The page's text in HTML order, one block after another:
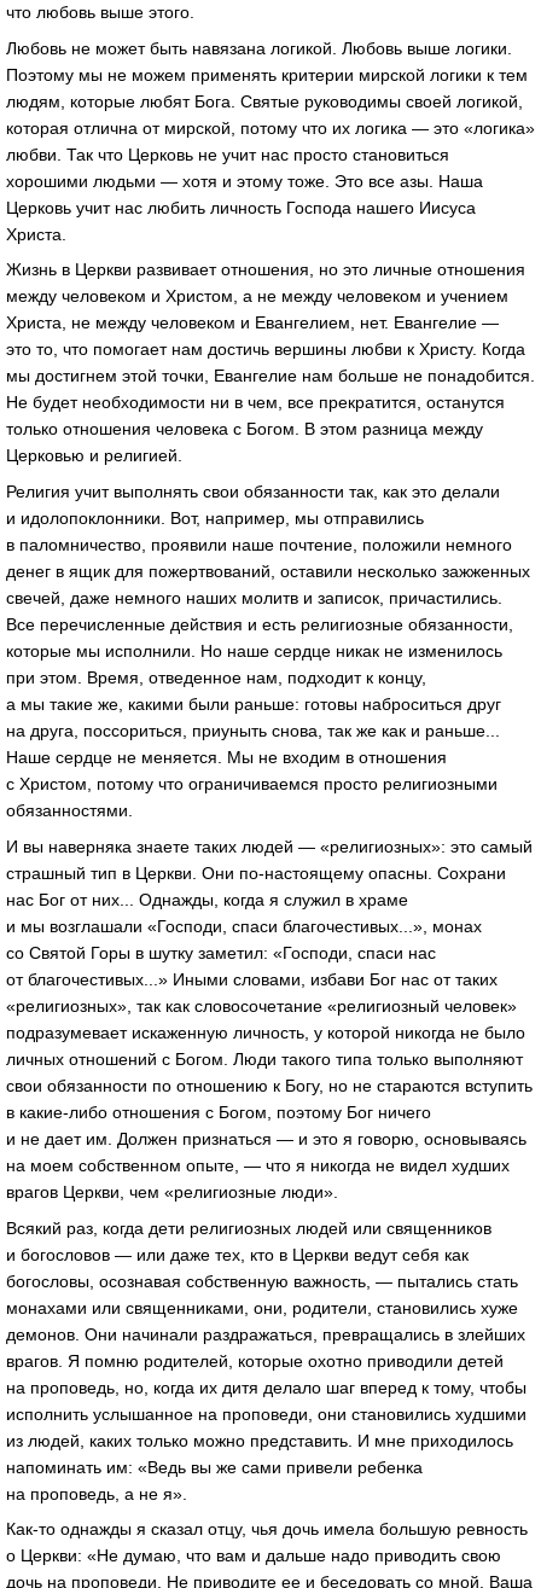
что любовь выше этого.
Любовь не может быть навязана логикой. Любовь выше логики.
Поэтому мы не можем применять критерии мирской логики к тем
людям, которые любят Бога. Святые руководимы своей логикой,
которая отлична от мирской, потому что их логика — это «логика»
любви. Так что Церковь не учит нас просто становиться
хорошими людьми — хотя и этому тоже. Это все азы. Наша
Церковь учит нас любить личность Господа нашего Иисуса
Христа.
Жизнь в Церкви развивает отношения, но это личные отношения
между человеком и Христом, а не между человеком и учением
Христа, не между человеком и Евангелием, нет. Евангелие —
это то, что помогает нам достичь вершины любви к Христу. Когда
мы достигнем этой точки, Евангелие нам больше не понадобится.
Не будет необходимости ни в чем, все прекратится, останутся
только отношения человека с Богом. В этом разница между
Церковью и религией.
Религия учит выполнять свои обязанности так, как это делали
и идолопоклонники. Вот, например, мы отправились
в паломничество, проявили наше почтение, положили немного
денег в ящик для пожертвований, оставили несколько зажженных
свечей, даже немного наших молитв и записок, причастились.
Все перечисленные действия и есть религиозные обязанности,
которые мы исполнили. Но наше сердце никак не изменилось
при этом. Время, отведенное нам, подходит к концу,
а мы такие же, какими были раньше: готовы наброситься друг
на друга, поссориться, приуныть снова, так же как и раньше...
Наше сердце не меняется. Мы не входим в отношения
с Христом, потому что ограничиваемся просто религиозными
обязанностями.
И вы наверняка знаете таких людей — «религиозных»: это самый
страшный тип в Церкви. Они по-настоящему опасны. Сохрани
нас Бог от них... Однажды, когда я служил в храме
и мы возглашали «Господи, спаси благочестивых...», монах
со Святой Горы в шутку заметил: «Господи, спаси нас
от благочестивых...» Иными словами, избави Бог нас от таких
«религиозных», так как словосочетание «религиозный человек»
подразумевает искаженную личность, у которой никогда не было
личных отношений с Богом. Люди такого типа только выполняют
свои обязанности по отношению к Богу, но не стараются вступить
в какие-либо отношения с Богом, поэтому Бог ничего
и не дает им. Должен признаться — и это я говорю, основываясь
на моем собственном опыте, — что я никогда не видел худших
врагов Церкви, чем «религиозные люди».
Всякий раз, когда дети религиозных людей или священников
и богословов — или даже тех, кто в Церкви ведут себя как
богословы, осознавая собственную важность, — пытались стать
монахами или священниками, они, родители, становились хуже
демонов. Они начинали раздражаться, превращались в злейших
врагов. Я помню родителей, которые охотно приводили детей
на проповедь, но, когда их дитя делало шаг вперед к тому, чтобы
исполнить услышанное на проповеди, они становились худшими
из людей, каких только можно представить. И мне приходилось
напоминать им: «Ведь вы же сами привели ребенка
на проповедь, а не я».
Как-то однажды я сказал отцу, чья дочь имела большую ревность
о Церкви: «Не думаю, что вам и дальше надо приводить свою
дочь на проповеди. Не приводите ее и беседовать со мной. Ваша